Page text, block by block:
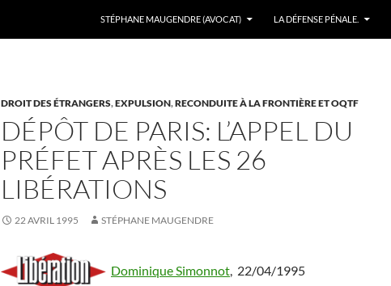
STÉPHANE MAUGENDRE (AVOCAT)
LA DÉFENSE PÉNALE.
DROIT DES ÉTRANGERS,EXPULSION,RECONDUITE À LA FRONTIÈRE ET OQTF
DÉPÔT DE PARIS: L’APPEL DU
PRÉFET APRÈS LES 26
LIBÉRATIONS
22 AVRIL 1995 STÉPHANE MAUGENDRE
Dominique Simonnot 22/04/1995